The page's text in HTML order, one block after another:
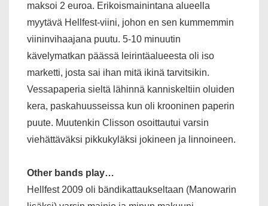
maksoi 2 euroa. Erikoismainintana alueella
myytävä Hellfest-viini, johon en sen kummemmin
viininvihaajana puutu. 5-10 minuutin
kävelymatkan päässä leirintäalueesta oli iso
marketti, josta sai ihan mitä ikinä tarvitsikin.
Vessapaperia sieltä lähinnä kanniskeltiin oluiden
kera, paskahuusseissa kun oli krooninen paperin
puute. Muutenkin Clisson osoittautui varsin
viehättäväksi pikkukyläksi jokineen ja linnoineen.
Other bands play…
Hellfest 2009 oli bändikattaukseltaan (Manowarin